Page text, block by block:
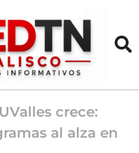
crece:
al alza en